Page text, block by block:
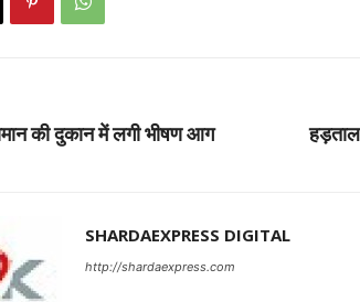
की दुकान में लगी भीषण आग हड़ताल
SHARDAEXPRESS DIGITAL
http://shardaexpress.com